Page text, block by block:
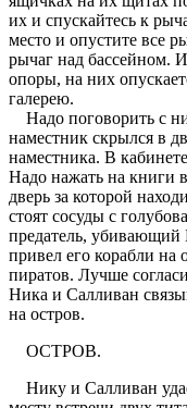
их и спускайтесь к
место и опустите все
рычаг над бассейном.
опоры, на них
галерею.
Надо поговорить с
наместник скрылся в
наместника. В
Надо нажать на книги
дверь за которой
стоят сосуды с
предатель, убивающий
привел его корабли на
пиратов. Лучше
Ника и Салливан
на остров.
ОСТРОВ.
Нику и Салливан